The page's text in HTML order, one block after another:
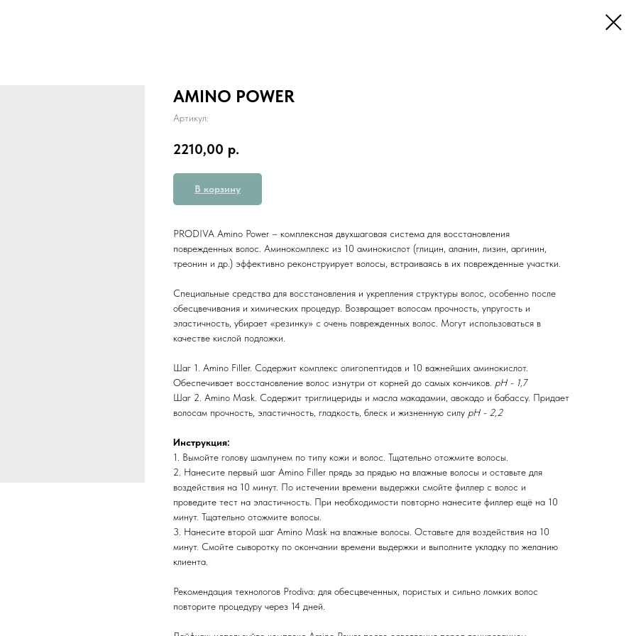
AMINO POWER
Артикул:
2210,00 р.
В корзину
PRODIVA Amino Power – комплексная двухшаговая система для восстановления
поврежденных волос. Аминокомплекс из 10 аминокислот (глицин, аланин, лизин, аргинин,
треонин и др.) эффективно реконструирует волосы, встраиваясь в их поврежденные участки.
Cпециальные средства для восстановления и укрепления структуры волос, особенно после
обесцвечивания и химических процедур. Возвращает волосам прочность, упругость и
эластичность, убирает «резинку» с очень поврежденных волос. Могут использоваться в
качестве кислой подложки.
Шаг 1. Amino Filler. Содержит комплекс олигопептидов и 10 важнейших аминокислот.
Обеспечивает восстановление волос изнутри от корней до самых кончиков. pH - 1,7
Шаг 2. Amino Mask. Содержит триглицериды и масла макадамии, авокадо и бабассу. Придает
волосам прочность, эластичность, гладкость, блеск и жизненную силу pH - 2,2
Инструкция:
1. Вымойте голову шампунем по типу кожи и волос. Тщательно отожмите волосы.
2. Нанесите первый шаг Amino Filler прядь за прядью на влажные волосы и оставьте для
воздействия на 10 минут. По истечении времени выдержки смойте филлер с волос и
проведите тест на эластичность. При необходимости повторно нанесите филлер ещё на 10
минут. Тщательно отожмите волосы.
3. Нанесите второй шаг Amino Mask на влажные волосы. Оставьте для воздействия на 10
минут. Смойте сыворотку по окончании времени выдержки и выполните укладку по желанию
клиента.
Рекомендация технологов Prodiva: для обесцвеченных, пористых и сильно ломких волос
повторите процедуру через 14 дней.